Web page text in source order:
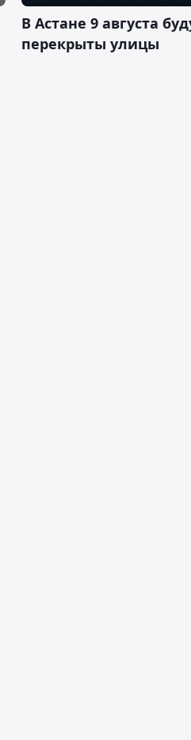
В Астане 9 августа
перекрыты улицы